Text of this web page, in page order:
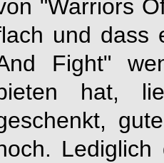
"Warriors
und dass
Fight"
hat,